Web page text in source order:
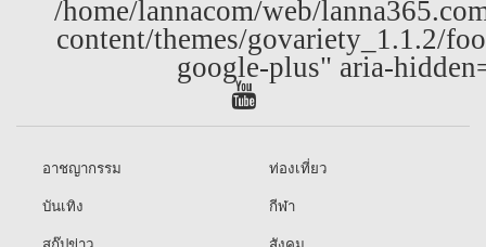
/home/lannacom/web/
content/themes/govariety_1.1.2/
google-plus" aria-
อาชญากรรม
ท่องเที่ยว
บันเทิง
กีฬา
สกู๊ปข่าว
สังคม